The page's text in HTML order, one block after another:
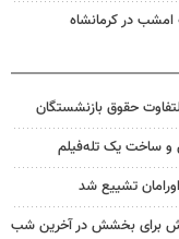
در کرمانشاه
حقوق بازنشستگان
و ساخت یک تله‌فیلم
تشییع شد
برای بخشش در آخرین شب